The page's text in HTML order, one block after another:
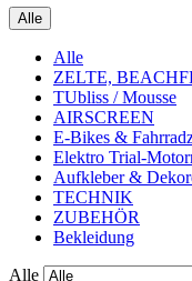
Alle
Alle
ZELTE,
TUbliss / Mousse
AIRSCREEN
E-Bikes &
Elektro Trial-
Aufkleber &
TECHNIK
ZUBEHÖR
Bekleidung
Alle